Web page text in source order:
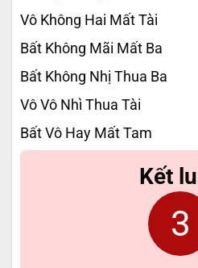
Vô Không Hai Mất Tài
Bất Không Mãi Mất Ba
Bất Không Nhị Thua Ba
Vô Vô Nhì Thua Tài
Bất Vô Hay Mất Tam
Kết
3